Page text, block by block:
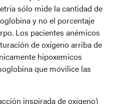
sólo mide la cantidad de
y no el porcentaje
Los pacientes anémicos
de oxígeno arriba de
hipoxemicos
que movilice las
inspirada de oxígeno)